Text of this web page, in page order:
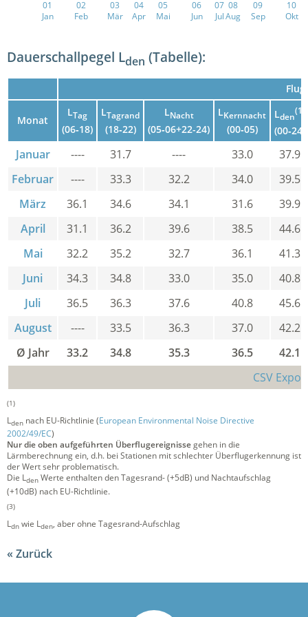
01
Jan
02
Feb
03
Mär
04
Apr
05
Mai
06
Jun
07
Jul
08
Aug
09
Sep
10
Okt
Dauerschallpegel Lden (Tabelle):
Monat
LTag
(06‑18)
LTagrand
(18‑22)
LNacht
(05‑06+22-24)
LKernnacht
(00‑05)
Lden
(1)
(00‑24)
Januar ---- 31.7 ---- 33.0
37.9
Februar
---- 33.3 32.2 34.0
39.5
März
36.1 34.6 34.1 31.6
39.9
April
31.1 36.2 39.6 38.5
44.6
Mai
32.2 35.2 32.7 36.1
41.3
Juni
34.3 34.8 33.0 35.0
40.8
Juli
36.5 36.3 37.6 40.8
45.6
August
---- 33.5 36.3 37.0
42.2
Ø Jahr
33.2 34.8 35.3 36.5
42.1
CSV
(1)
Lden nach EU-Richtlinie (European Environmental Noise Directive
2002/49/EC)
Nur die oben aufgeführten Überflugereignissegehen in die
Lärmberechnung ein, d.h. bei Stationen mit schlechter Überflugerkennung ist
der Wert sehr problematisch.
Die Lden Werte enthalten den Tagesrand- (+5dB) und Nachtaufschlag
(+10dB) nach EU-Richtlinie.
(3)
Ldn wie Lden, aber ohne Tagesrand-Aufschlag
Zurück